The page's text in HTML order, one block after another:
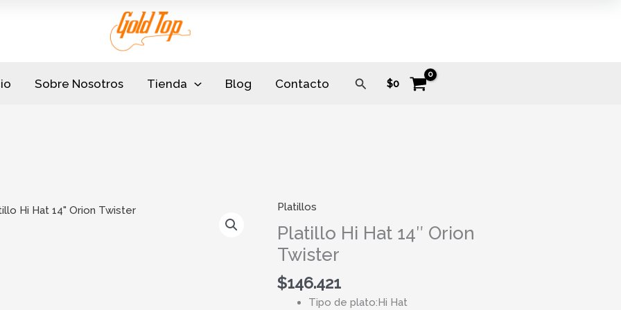
Sobre Nosotros Tienda Blog Contacto Buscar
$0
Platillos
Platillo Hi Hat 14″ Orion
Twister
$146.421
Tipo de plato:Hi Hat
Platillo
Hi
Hat
14"
Orion
Twister